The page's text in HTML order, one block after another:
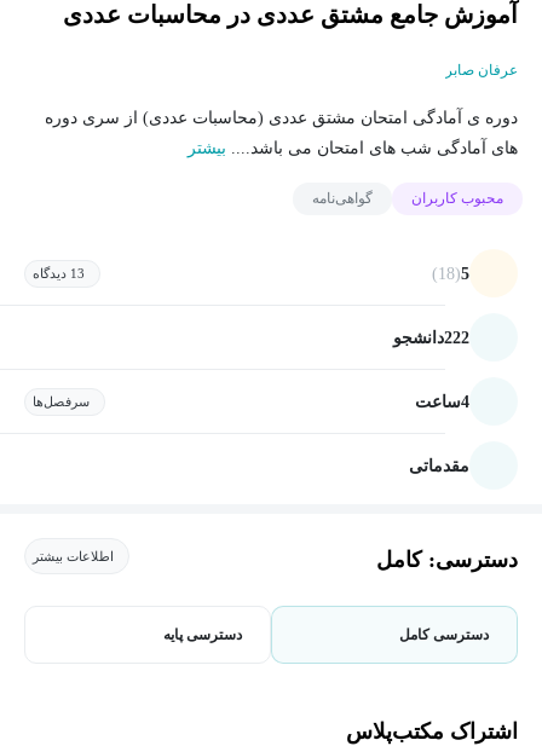
آموزش جامع مشتق عددی در محاسبات عددی
عرفان صابر
دوره ی آمادگی امتحان مشتق عددی (محاسبات عددی) از سری دوره
های آمادگی شب های امتحان می باشد.... بیشتر
محبوب کاربران گواهی‌نامه
5
(18) 13 دیدگاه
222دانشجو
4ساعت سرفصل‌ها
مقدماتی
دسترسی: کامل اطلاعات بیشتر
دسترسی کامل دسترسی پایه
اشتراک مکتب‌پلاس